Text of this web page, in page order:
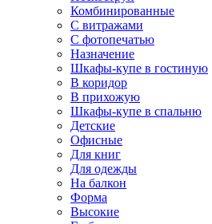
Комбинированные
С витражами
С фотопечатью
Назначение
Шкафы-купе в гостиную
В коридор
В прихожую
Шкафы-купе в спальню
Детские
Офисные
Для книг
Для одежды
На балкон
Форма
Высокие